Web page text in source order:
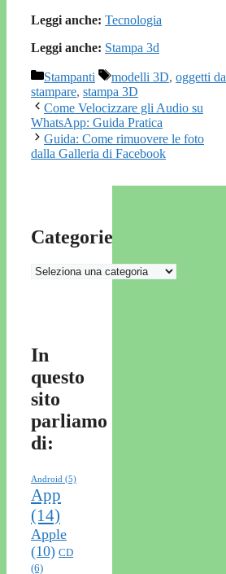
Leggi anche: Tecnologia
Leggi anche: Stampa 3d
Categorie
Stampanti Tag
modelli 3D, oggetti da
stampare, stampa 3D
Come Velocizzare gli Audio su
WhatsApp: Guida Pratica
Guida: Come rimuovere le foto
dalla Galleria di Facebook
Categorie
Categorie
In
questo
sito
parliamo
di:
Android (5)
App
(14)
Apple
(10) CD
(6)